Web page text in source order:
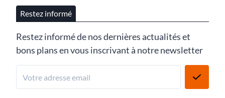
Restez informé
Restez informé de nos dernières actualités et
bons plans en vous inscrivant à notre newsletter